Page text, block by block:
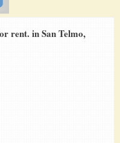
rent. in San Telmo,